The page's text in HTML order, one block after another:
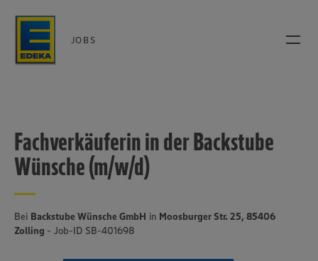
JOBS
Fachverkäuferin in der Backstube
Wünsche (m/w/d)
Bei Backstube Wünsche GmbH in Moosburger Str. 25, 85406
Zolling - Job-ID SB-401698